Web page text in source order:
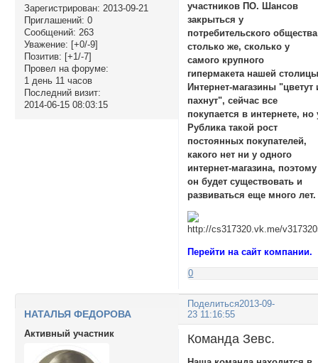
Зарегистрирован: 2013-09-21
Приглашений: 0
Сообщений: 263
Уважение: [+0/-9]
Позитив: [+1/-7]
Провел на форуме:
1 день 11 часов
Последний визит:
2014-06-15 08:03:15
участников ПО. Шансов
закрыться у
потребительского общества
столько же, сколько у
самого крупного
гипермакета нашей
Интернет-магазины "цветут
пахнут", сейчас все
покупается в интернете, но
Рублика такой рост
постоянных покупателей,
какого нет ни у одного
интернет-магазина, поэтому
он будет существовать и
развиваться еще много лет.
Перейти на сайт компании.
0
Поделиться2013-09-
23 11:16:55
НАТАЛЬЯ ФЕДОРОВА
Активный участник Команда Зевс.